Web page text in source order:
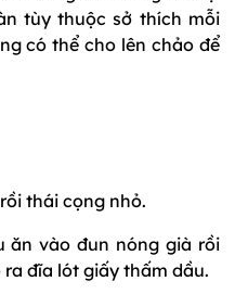
tùy thuộc sở thích mỗi
có thể cho lên chảo để
thái cọng nhỏ.
ăn vào đun nóng già rồi
đĩa lót giấy thấm dầu.